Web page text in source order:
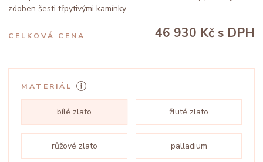
zdoben šesti třpytivými kamínky.
CELKOVÁ CENA 46 930 Kč s DPH
MATERIÁL
bílé zlato žluté zlato
růžové zlato palladium